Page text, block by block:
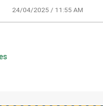
24/04/2025 / 11:55 AM